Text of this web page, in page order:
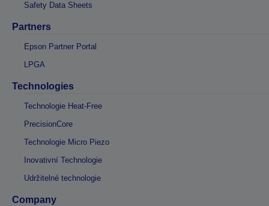
Safety Data Sheets
Partners
Epson Partner Portal
LPGA
Technologies
Technologie Heat-Free
PrecisionCore
Technologie Micro Piezo
Inovativní Technologie
Udržitelné technologie
Company